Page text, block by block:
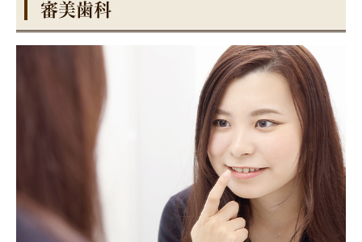
審美歯科